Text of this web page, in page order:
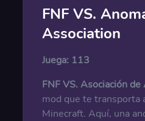
FNF VS.
Association
Juega: 113
FNF VS. Asociación
mod que te transporta
Minecraft. Aquí, una